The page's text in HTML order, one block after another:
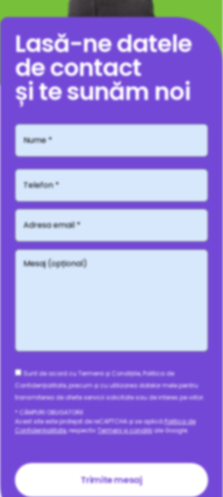
Lasă-ne datele
de contact
și te sunăm noi
Mesaj
(opțional)
Nume
Telefon*
Adresă
email
* CÂMPURI OBLIGATORII
Acest site este protejat de reCAPTCHA și se aplicăPolitica de
Confidențialitate, respectiv Termeni și condițiiale Google.
Consent
Sunt de acord cu Termenii și Condițiile, Politica de
Confidențialitate, precum și cu utilizarea datelor mele pentru
transmiterea de oferte servicii solicitate sau de interes pe viitor.